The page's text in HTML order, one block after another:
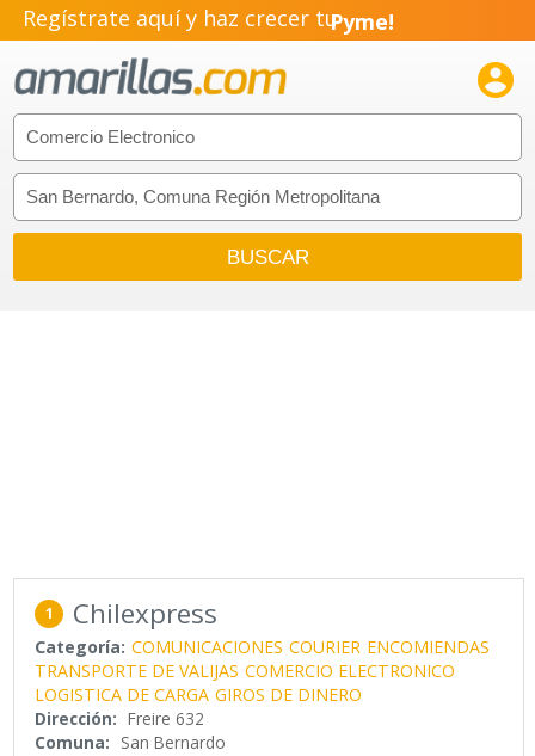
Regístrate aquí y haz crecer tuPyme!
Emprendimiento!

1 Chilexpress
Categoría: COMUNICACIONES COURIER ENCOMIENDAS
TRANSPORTE DE VALIJAS COMERCIO ELECTRONICO
LOGISTICA DE CARGA GIROS DE DINERO
Dirección: Freire 632
Comuna: San Bernardo